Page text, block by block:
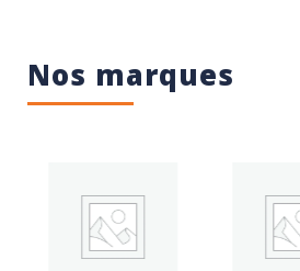
Nos marques